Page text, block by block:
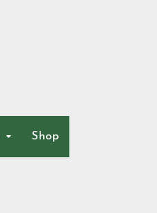
Shop